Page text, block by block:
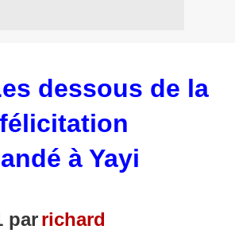
dessous de la
à Yayi
parrichard